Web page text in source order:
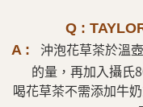
Q :
A :
沖泡花草茶於溫
的量，再加入攝氏
喝花草茶不需添加牛